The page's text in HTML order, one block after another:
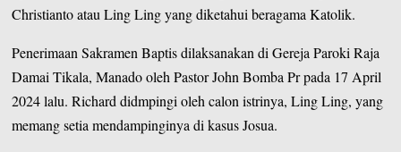
Christianto atau Ling Ling yang diketahui beragama Katolik.
Penerimaan Sakramen Baptis dilaksanakan di Gereja Paroki Raja
Damai Tikala, Manado oleh Pastor John Bomba Pr pada 17 April
2024 lalu. Richard didmpingi oleh calon istrinya, Ling Ling, yang
memang setia mendampinginya di kasus Josua.